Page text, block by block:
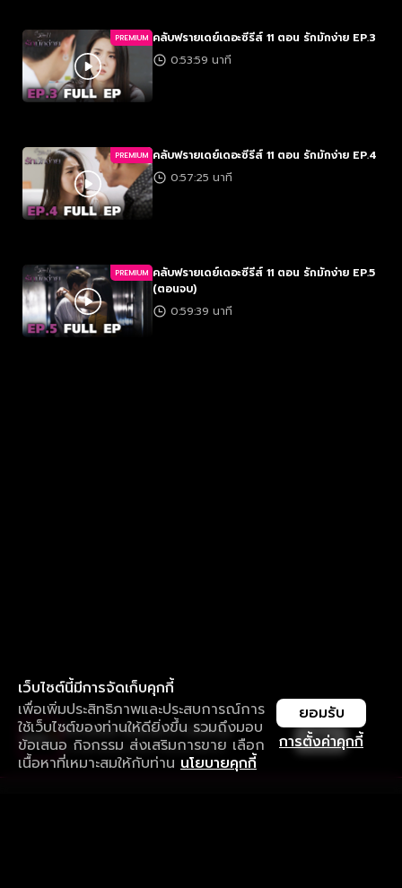
PREMIUM คลับฟรายเดย์เดอะซีรีส์ 11 ตอน รักมักง่าย EP.3
0:53:59 นาที
PREMIUM คลับฟรายเดย์เดอะซีรีส์ 11 ตอน รักมักง่าย EP.4
0:57:25 นาที
PREMIUM คลับฟรายเดย์เดอะซีรีส์ 11 ตอน รักมักง่าย EP.5
(ตอนจบ)
0:59:39 นาที
เว็บไซต์นี้มีการจัดเก็บคุกกี้
เพื่อเพิ่มประสิทธิภาพและประสบการณ์การ
ใช้เว็บไซต์ของท่านให้ดียิ่งขึ้น รวมถึงมอบ
ข้อเสนอ กิจกรรม ส่งเสริมการขาย เลือก
เนื้อหาที่เหมาะสมให้กับท่าน นโยบายคุกกี้
การตั้งค่าคุกกี้
ยอมรับ
ใช้งานแอป ลื่นไหลกว่า ไม่มีสะดุด
ดาวน์โหลดแอปเพื่อการรับชมที่ดีกว่า เปิด